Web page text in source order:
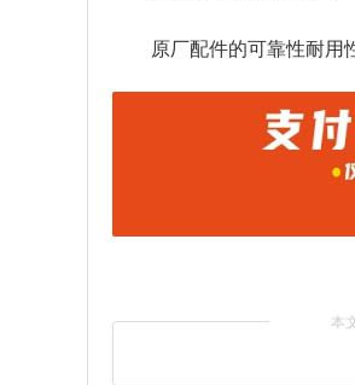
原厂配件的可靠性耐用
本